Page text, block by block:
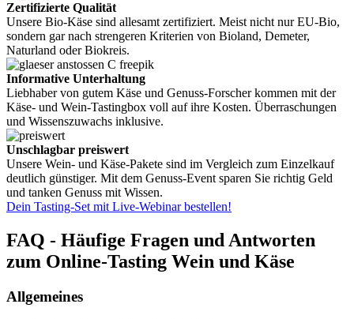
Zertifizierte Qualität
Unsere Bio-Käse sind allesamt zertifiziert. Meist nicht nur EU-Bio,
sondern gar nach strengeren Kriterien von Bioland, Demeter,
Naturland oder Biokreis.
Informative Unterhaltung
Liebhaber von gutem Käse und Genuss-Forscher kommen mit der
Käse- und Wein-Tastingbox voll auf ihre Kosten. Überraschungen
und Wissenszuwachs inklusive.
Unschlagbar preiswert
Unsere Wein- und Käse-Pakete sind im Vergleich zum Einzelkauf
deutlich günstiger. Mit dem Genuss-Event sparen Sie richtig Geld
und tanken Genuss mit Wissen.
Dein Tasting-Set mit Live-Webinar bestellen!
FAQ - Häufige Fragen und Antworten
zum Online-Tasting Wein und Käse
Allgemeines